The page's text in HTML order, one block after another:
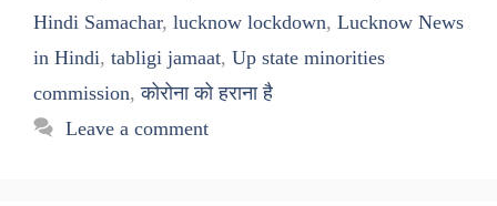
Hindi Samachar, lucknow lockdown, Lucknow News
in Hindi, tabligi jamaat, Up state minorities
commission,कोरोना को हराना है
Leave a comment